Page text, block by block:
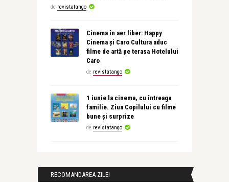
de revistatango
Cinema în aer liber: Happy
Cinema și Caro Cultura aduc
filme de artă pe terasa Hotelului
Caro
de revistatango
1 iunie la cinema, cu întreaga
familie. Ziua Copilului cu filme
bune și surprize
de revistatango
RECOMANDAREA ZILEI